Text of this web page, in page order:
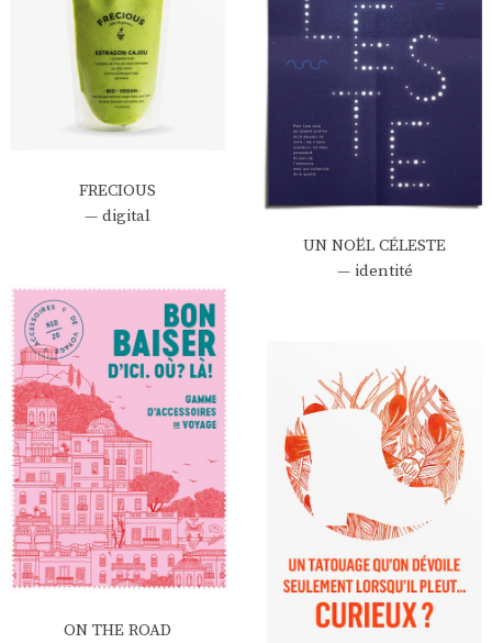
FRECIOUS
— digital
UN NOËL CÉLESTE
— identité
ON THE ROAD